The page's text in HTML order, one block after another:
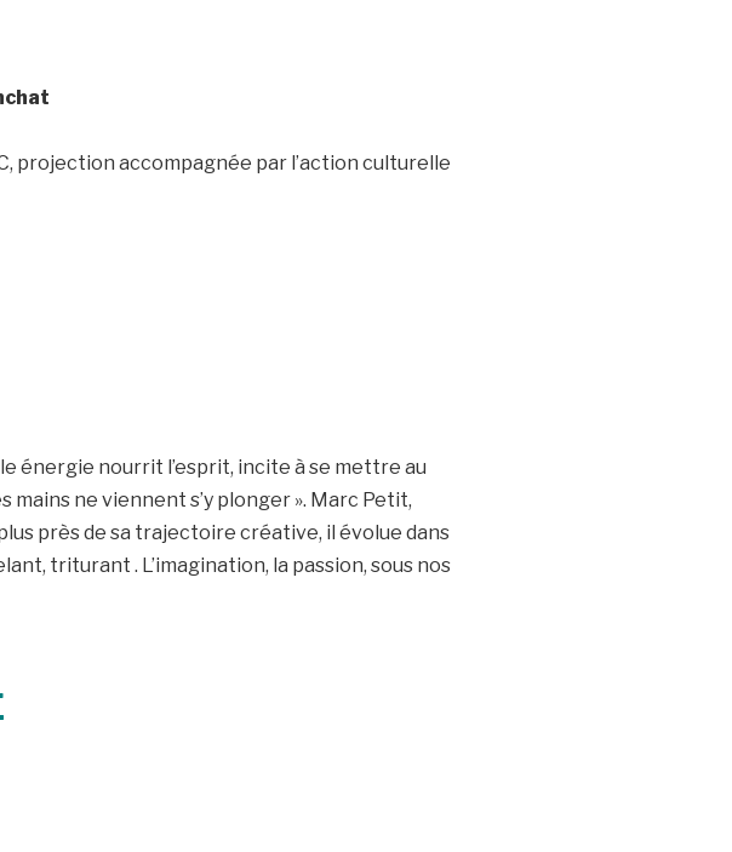
projection accompagnée par l’action culturelle
énergie nourrit l’esprit, incite à se mettre au
mains ne viennent s’y plonger ». Marc Petit,
près de sa trajectoire créative, il évolue dans
triturant . L’imagination, la passion, sous nos